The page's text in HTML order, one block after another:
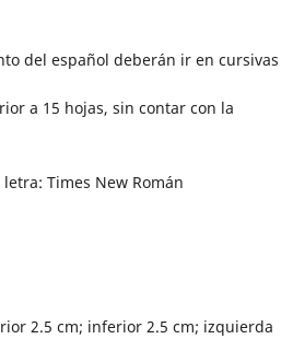
del español deberán ir en cursivas
a 15 hojas, sin contar con la
Times New Román
2.5 cm; inferior 2.5 cm; izquierda